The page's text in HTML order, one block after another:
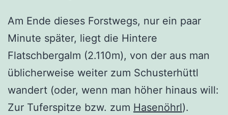
Am Ende dieses Forstwegs, nur ein paar
Minute später, liegt die Hintere
Flatschbergalm (2.110m), von der aus man
üblicherweise weiter zum Schusterhüttl
wandert (oder, wenn man höher hinaus will:
Zur Tuferspitze bzw. zum Hasenöhrl).